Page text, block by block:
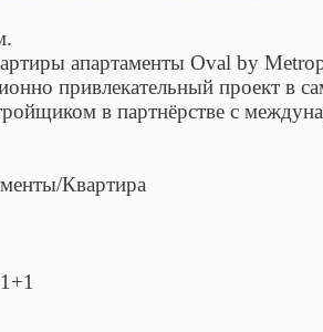
апартаменты Oval by
привлекательный проект в
в партнёрстве с
Квартира